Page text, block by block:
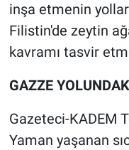
inşa etmenin
Filistin'de zeytin
kavramı tasvir
GAZZE
Gazeteci-KADEM
Yaman yaşanan